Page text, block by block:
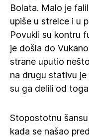
Bolata. Malo je
upiše u strelce i u
Povukli su kontru
je došla do
strane uputio
na drugu stativu
su ga delili od
Stopostotnu šansu
kada se našao